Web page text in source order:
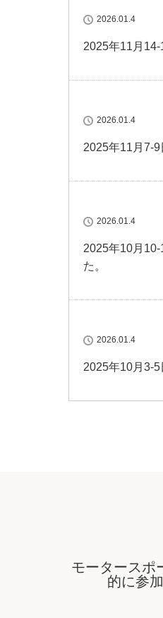
2026.01.4
2025年11月
2026.01.4
2025年11月7-
2026.01.4
2025年10月
た。
2026.01.4
2025年10月3-
モータースポ
的に参